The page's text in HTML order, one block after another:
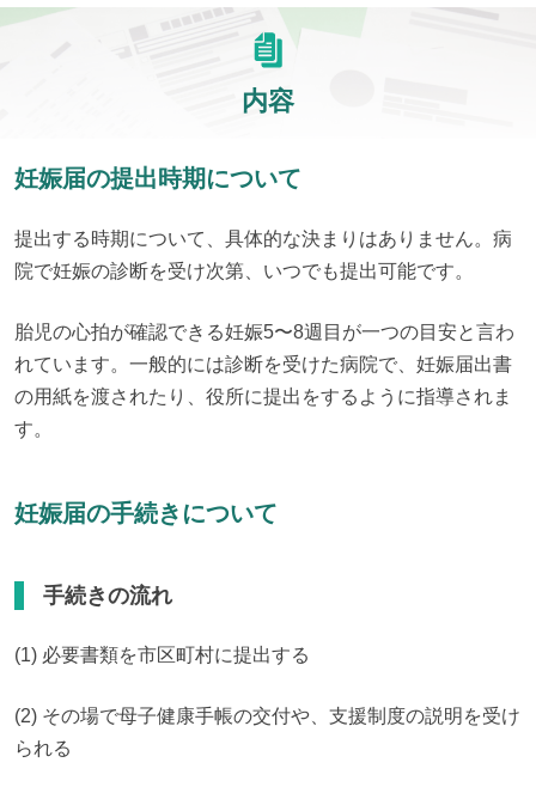
内容
妊娠届の提出時期について
提出する時期について、具体的な決まりはありません。病
院で妊娠の診断を受け次第、いつでも提出可能です。
胎児の心拍が確認できる妊娠5〜8週目が一つの目安と言わ
れています。一般的には診断を受けた病院で、妊娠届出書
の用紙を渡されたり、役所に提出をするように指導されま
す。
妊娠届の手続きについて
手続きの流れ
(1) 必要書類を市区町村に提出する
(2) その場で母子健康手帳の交付や、支援制度の説明を受け
られる